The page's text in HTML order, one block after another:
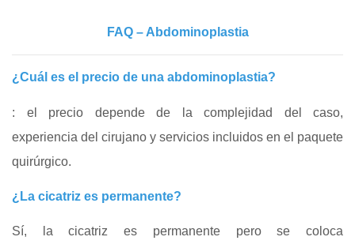
FAQ – Abdominoplastia
¿Cuál es el precio de una abdominoplastia?
: el precio depende de la complejidad del caso,
experiencia del cirujano y servicios incluidos en el paquete
quirúrgico.
¿La cicatriz es permanente?
Sí, la cicatriz es permanente pero se coloca